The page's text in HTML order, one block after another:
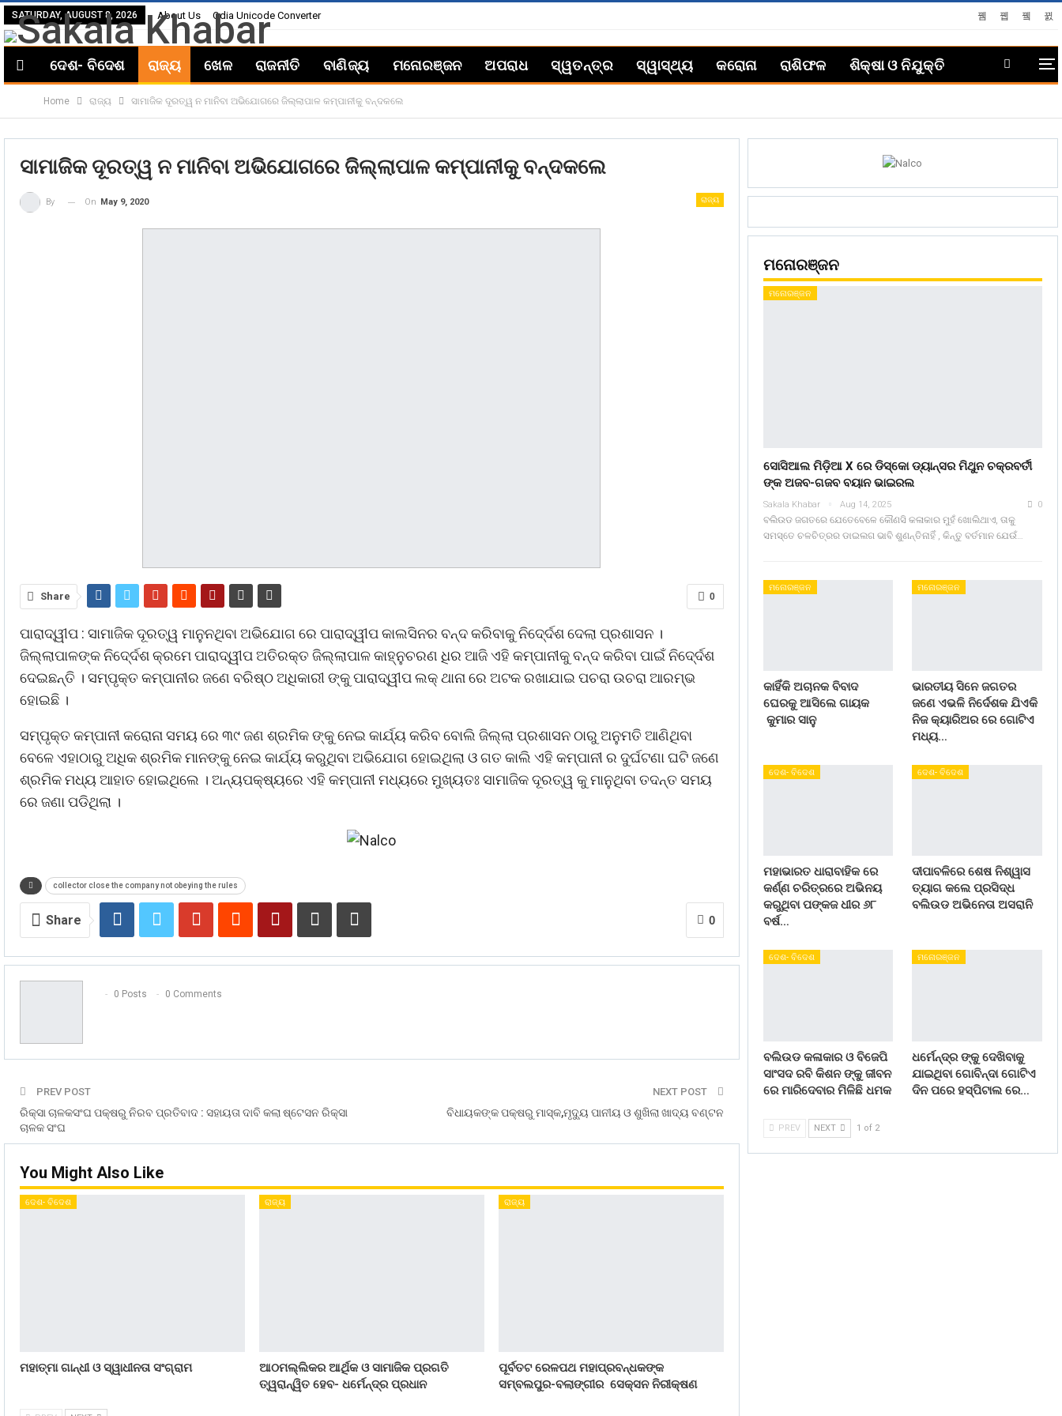
SATURDAY, AUGUST 8, 2026 About Us Odia Unicode Converter
ଦେଶ- ବିଦେଶ ରାଜ୍ୟ ଖେଳ ରାଜନୀତି ବାଣିଜ୍ୟ ମନୋରଞ୍ଜନ ଅପରାଧ ସ୍ୱତନ୍ତ୍ର ସ୍ୱାସ୍ଥ୍ୟ କରୋନା ରାଶିଫଳ ଶିକ୍ଷା ଓ ନିଯୁକ୍ତି
Home ରାଜ୍ୟ ସାମାଜିକ ଦୂରତ୍ୱ ନ ମାନିବା ଅଭିଯୋଗରେ ଜିଲ୍ଲାପାଳ କମ୍ପାନୀକୁ ବନ୍ଦକଲେ
ସାମାଜିକ ଦୂରତ୍ୱ ନ ମାନିବା ଅଭିଯୋଗରେ ଜିଲ୍ଲାପାଳ କମ୍ପାନୀକୁ ବନ୍ଦକଲେ
ରାଜ୍ୟ
By On May 9, 2020
0
Share
ପାରାଦ୍ୱୀପ : ସାମାଜିକ ଦୂରତ୍ୱ ମାନୁନଥିବା ଅଭିଯୋଗ ରେ ପାରାଦ୍ୱୀପ କାଲସିନର ବନ୍ଦ କରିବାକୁ ନିଦେ୍ର୍ଦଶ ଦେଲା ପ୍ରଶାସନ ।
ଜିଲ୍ଲାପାଳଙ୍କ ନିଦେ୍ର୍ଦଶ କ୍ରମେ ପାରାଦ୍ୱୀପ ଅତିରକ୍ତ ଜିଲ୍ଲାପାଳ କାହ୍ନୁଚରଣ ଧିର ଆଜି ଏହି କମ୍ପାନୀକୁ ବନ୍ଦ କରିବା ପାଇଁ ନିଦେ୍ର୍ଦଶ
ଦେଇଛନ୍ତି । ସମ୍ପୃକ୍ତ କମ୍ପାନୀର ଜଣେ ବରିଷ୍ଠ ଅଧିକାରୀ ଙ୍କୁ ପାରାଦ୍ୱୀପ ଲକ୍ ଥାନା ରେ ଅଟକ ରଖାଯାଇ ପଚରା ଉଚରା ଆରମ୍ଭ
ହୋଇଛି ।
ସମ୍ପୃକ୍ତ କମ୍ପାନୀ କରୋନା ସମୟ ରେ ୩୯ ଜଣ ଶ୍ରମିକ ଙ୍କୁ ନେଇ କାର୍ଯ୍ୟ କରିବ ବୋଲି ଜିଲ୍ଲା ପ୍ରଶାସନ ଠାରୁ ଅନୁମତି ଆଣିଥିବା
ବେଳେ ଏହାଠାରୁ ଅଧିକ ଶ୍ରମିକ ମାନଙ୍କୁ ନେଇ କାର୍ଯ୍ୟ କରୁଥିବା ଅଭିଯୋଗ ହୋଇଥିଲା ଓ ଗତ କାଲି ଏହି କମ୍ପାନୀ ର ଦୁର୍ଘଟଣା ଘଟି ଜଣେ
ଶ୍ରମିକ ମଧ୍ୟ ଆହାତ ହୋଇଥିଲେ । ଅନ୍ୟପକ୍ଷ୍ୟରେ ଏହି କମ୍ପାନୀ ମଧ୍ୟରେ ମୁଖ୍ୟତଃ ସାମାଜିକ ଦୂରତ୍ୱ କୁ ମାନୁଥିବା ତଦନ୍ତ ସମୟ
ରେ ଜଣା ପଡିଥିଲା ।
collector close the company not obeying the rules
0
Share
0 Posts 0 Comments
PREV POST
ରିକ୍ସା ଚାଳକସଂଘ ପକ୍ଷରୁ ନିରବ ପ୍ରତିବାଦ : ସହାୟତା ଦାବି କଲା ଷ୍ଟେସନ ରିକ୍ସା
ଚାଳକ ସଂଘ
NEXT POST
ବିଧାୟକଙ୍କ ପକ୍ଷରୁ ମାସ୍କ,ମୃଦୁ୍ୟ ପାନୀୟ ଓ ଶୁଖିଲା ଖାଦ୍ୟ ବଣ୍ଟନ
You Might Also Like
ଦେଶ- ବିଦେଶ
ମହାତ୍ମା ଗାନ୍ଧୀ ଓ ସ୍ୱାଧୀନତା ସଂଗ୍ରାମ
ରାଜ୍ୟ
ଆଠମଲ୍ଲିକର ଆର୍ଥିକ ଓ ସାମାଜିକ ପ୍ରଗତି
ତ୍ୱରାନ୍ୱିତ ହେବ- ଧର୍ମେନ୍ଦ୍ର ପ୍ରଧାନ
ରାଜ୍ୟ
ପୂର୍ବତଟ ରେଳପଥ ମହାପ୍ରବନ୍ଧକଙ୍କ
ସମ୍ବଲପୁର-ବଲାଙ୍ଗୀର ସେକ୍ସନ ନିରୀକ୍ଷଣ
ମନୋରଞ୍ଜନ
ମନୋରଞ୍ଜନ
ସୋସିଆଲ ମିଡ଼ିଆ X ରେ ଡିସ୍କୋ ଡ୍ୟାନ୍ସର ମିଥୁନ ଚକ୍ରବର୍ତୀ
ଙ୍କ ଅଜବ-ଗଜବ ବୟାନ ଭାଇରଲ
Sakala Khabar Aug 14, 2025 0
ବଲିଉଡ ଜଗତରେ ଯେତେବେଳେ କୌଣସି କଳାକାର ମୁହଁ ଖୋଲିଥାଏ, ତାକୁ
ସମସ୍ତେ ଚଳଚିତ୍ରର ଡାଇଲଗ ଭାବି ଶୁଣନ୍ତିନାହିଁ , କିନ୍ତୁ ବର୍ତମାନ ଯେଉଁ…
ମନୋରଞ୍ଜନ
କାହିଁକି ଅଚାନକ ବିବାଦ
ଘେରକୁ ଆସିଲେ ଗାୟକ
କୁମାର ସାନୁ
ମନୋରଞ୍ଜନ
ଭାରତୀୟ ସିନେ ଜଗତର
ଜଣେ ଏଭଳି ନିର୍ଦେଶକ ଯିଏକି
ନିଜ କ୍ୟାରିଅର ରେ ଗୋଟିଏ
ମଧ୍ୟ…
ଦେଶ- ବିଦେଶ
ମହାଭାରତ ଧାରାବାହିକ ରେ
କର୍ଣ୍ଣ ଚରିତ୍ରରେ ଅଭିନୟ
କରୁଥିବା ପଙ୍କଜ ଧୀର ୬୮
ବର୍ଷ…
ଦେଶ- ବିଦେଶ
ଦୀପାବଳିରେ ଶେଷ ନିଶ୍ୱାସ
ତ୍ୟାଗ କଲେ ପ୍ରସିଦ୍ଧ
ବଲିଉଡ ଅଭିନେତା ଅସରାନି
ଦେଶ- ବିଦେଶ
ବଲିଉଡ କଳାକାର ଓ ବିଜେପି
ସାଂସଦ ରବି କିଶନ ଙ୍କୁ ଜୀବନ
ରେ ମାରିଦେବାର ମିଳିଛି ଧମକ
ମନୋରଞ୍ଜନ
ଧର୍ମେନ୍ଦ୍ର ଙ୍କୁ ଦେଖିବାକୁ
ଯାଇଥିବା ଗୋବିନ୍ଦା ଗୋଟିଏ
ଦିନ ପରେ ହସ୍ପିଟାଲ ରେ…
PREV NEXT 1 of 2